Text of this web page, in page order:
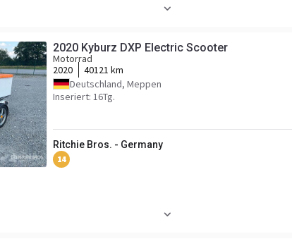
2020 Kyburz DXP Electric Scooter
Motorrad
2020
40121 km
Deutschland, Meppen
Inseriert: 16Tg.
Ritchie Bros. - Germany
14